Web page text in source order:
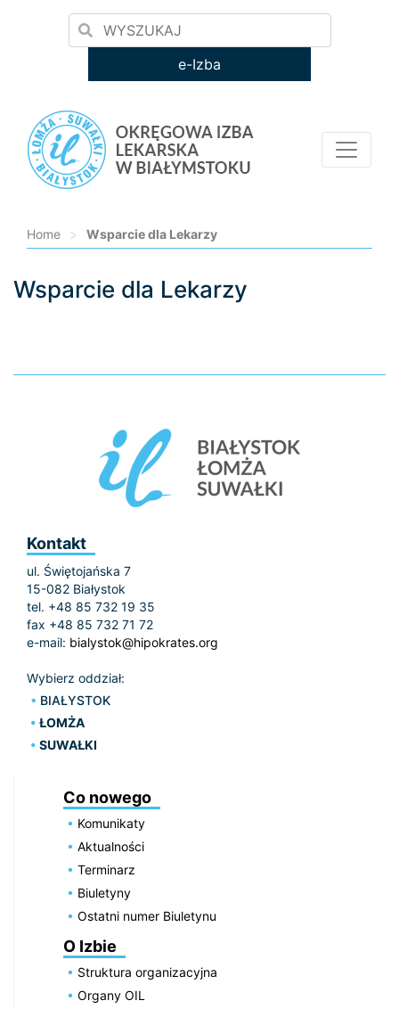
e-Izba
Home > Wsparcie dla Lekarzy
Loading...
Wsparcie dla Lekarzy
Kontakt
ul. Świętojańska 7
15-082 Białystok
tel. +48 85 732 19 35
fax +48 85 732 71 72
e-mail: bialystok@hipokrates.org
Wybierz oddział:
BIAŁYSTOK
ŁOMŻA
SUWAŁKI
Co nowego
Komunikaty
Aktualności
Terminarz
Biuletyny
Ostatni numer Biuletynu
O Izbie
Struktura organizacyjna
Organy OIL